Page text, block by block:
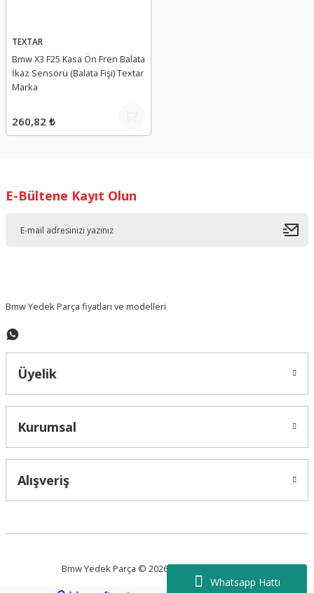
Whatsapp Hattı
TEXTAR
Bmw X3 F25 Kasa Ön Fren Balata
İkaz Sensörü (Balata Fişi) Textar
Marka
260,82 ₺
E-Bültene Kayıt Olun
Bmw Yedek Parça fiyatları ve modelleri
Üyelik
Kurumsal
Alışveriş
Bmw Yedek Parça © 2026 Tüm Hakları Saklıdır